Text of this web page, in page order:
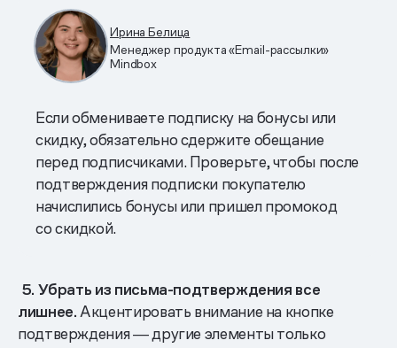
Ирина Белица
Менеджер продукта «Email-рассылки»
Mindbox
Если обмениваете подписку на бонусы или
скидку, обязательно сдержите обещание
перед подписчиками. Проверьте, чтобы после
подтверждения подписки покупателю
начислились бонусы или пришел промокод
со скидкой.
5. Убрать из письма-подтверждения все
лишнее.Акцентировать внимание на кнопке
подтверждения ― другие элементы только